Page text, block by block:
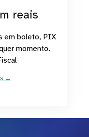
reais
em boleto, PIX
momento.
→